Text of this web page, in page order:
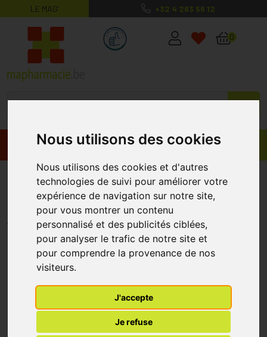
Nous utilisons des cookies
Nous utilisons des cookies et d'autres
technologies de suivi pour améliorer votre
expérience de navigation sur notre site,
pour vous montrer un contenu
personnalisé et des publicités ciblées,
pour analyser le trafic de notre site et
pour comprendre la provenance de nos
visiteurs.
J'accepte
Je refuse
LE MAG’ +32 4 263 56 12
MaPharmacie.be ma santé, mes
0
Promos Produits
Elgydium Clinic Dentalfloss
Chlorhexidine 50m
ELGYDIUM